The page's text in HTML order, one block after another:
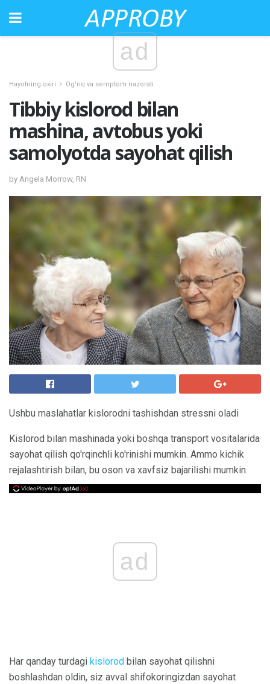
ad
Hayotning oxiri Og'riq va semptom nazorati
Tibbiy kislorod bilan
mashina, avtobus yoki
samolyotda sayohat qilish
by Angela Morrow, RN
Ushbu maslahatlar kislorodni tashishdan stressni oladi
Kislorod bilan mashinada yoki boshqa transport vositalarida
sayohat qilish qo'rqinchli ko'rinishi mumkin. Ammo kichik
rejalashtirish bilan, bu oson va xavfsiz bajarilishi mumkin.
ad
Har qanday turdagi kislorod bilan sayohat qilishni
boshlashdan oldin, siz avval shifokoringizdan sayohat